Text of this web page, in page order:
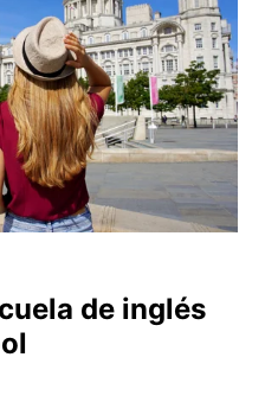
de inglés